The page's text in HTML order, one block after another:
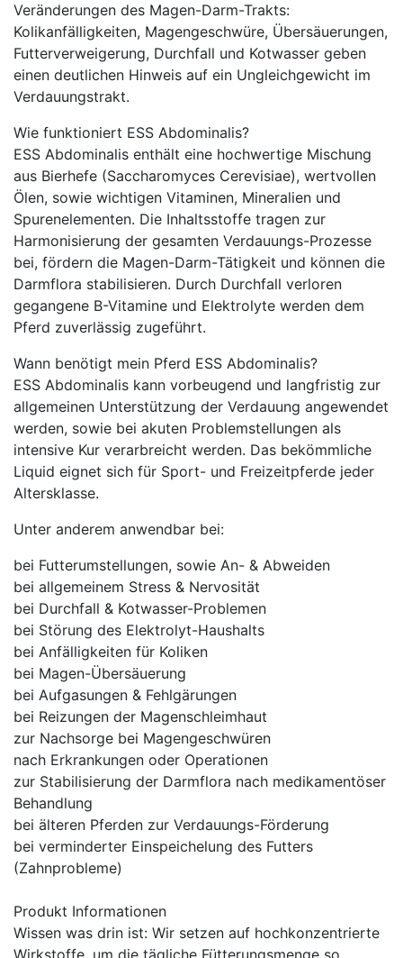
Veränderungen des Magen-Darm-Trakts:
Kolikanfälligkeiten, Magengeschwüre, Übersäuerungen,
Futterverweigerung, Durchfall und Kotwasser geben
einen deutlichen Hinweis auf ein Ungleichgewicht im
Verdauungstrakt.
Wie funktioniert ESS Abdominalis?
ESS Abdominalis enthält eine hochwertige Mischung
aus Bierhefe (Saccharomyces Cerevisiae), wertvollen
Ölen, sowie wichtigen Vitaminen, Mineralien und
Spurenelementen. Die Inhaltsstoffe tragen zur
Harmonisierung der gesamten Verdauungs-Prozesse
bei, fördern die Magen-Darm-Tätigkeit und können die
Darmflora stabilisieren. Durch Durchfall verloren
gegangene B-Vitamine und Elektrolyte werden dem
Pferd zuverlässig zugeführt.
Wann benötigt mein Pferd ESS Abdominalis?
ESS Abdominalis kann vorbeugend und langfristig zur
allgemeinen Unterstützung der Verdauung angewendet
werden, sowie bei akuten Problemstellungen als
intensive Kur verarbreicht werden. Das bekömmliche
Liquid eignet sich für Sport- und Freizeitpferde jeder
Altersklasse.
Unter anderem anwendbar bei:
bei Futterumstellungen, sowie An- & Abweiden
bei allgemeinem Stress & Nervosität
bei Durchfall & Kotwasser-Problemen
bei Störung des Elektrolyt-Haushalts
bei Anfälligkeiten für Koliken
bei Magen-Übersäuerung
bei Aufgasungen & Fehlgärungen
bei Reizungen der Magenschleimhaut
zur Nachsorge bei Magengeschwüren
nach Erkrankungen oder Operationen
zur Stabilisierung der Darmflora nach medikamentöser
Behandlung
bei älteren Pferden zur Verdauungs-Förderung
bei verminderter Einspeichelung des Futters
(Zahnprobleme)
Produkt Informationen
Wissen was drin ist: Wir setzen auf hochkonzentrierte
Wirkstoffe, um die tägliche Fütterungsmenge so